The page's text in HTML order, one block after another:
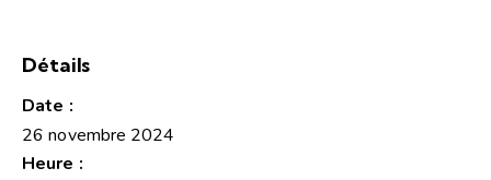
Détails
Date :
26 novembre 2024
Heure :